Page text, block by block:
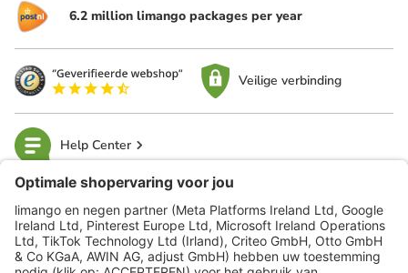
6.2 million limango packages per year
Veilige verbinding
Help Center
limango
Veilig winkelen